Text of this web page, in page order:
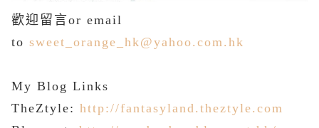
歡迎留言or email
to sweet_orange_hk@yahoo.com.hk
My Blog Links
TheZtyle: http://fantasyland.theztyle.com